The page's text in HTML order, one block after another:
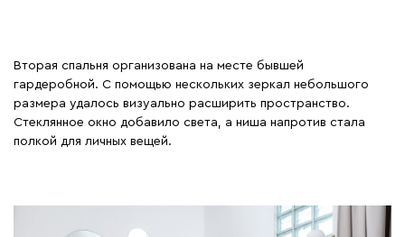
Вторая спальня организована на месте бывшей
гардеробной. С помощью нескольких зеркал небольшого
размера удалось визуально расширить пространство.
Стеклянное окно добавило света, а ниша напротив стала
полкой для личных вещей.